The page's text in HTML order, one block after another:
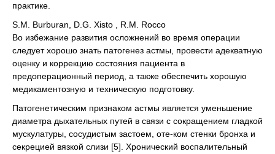
практике.
S.M. Burburan, D.G. Xisto , R.M. Rocco
Во избежание развития осложнений во время операции
следует хорошо знать патогенез астмы, провести адекватную
оценку и коррекцию состояния пациента в
предоперационный период, а также обеспечить хорошую
медикаментозную и техническую подготовку.
Патогенетическим признаком астмы является уменьшение
диаметра дыхательных путей в связи с сокращением гладкой
мускулатуры, сосудистым застоем, оте-ком стенки бронха и
секрецией вязкой слизи [5]. Хронический воспалительный